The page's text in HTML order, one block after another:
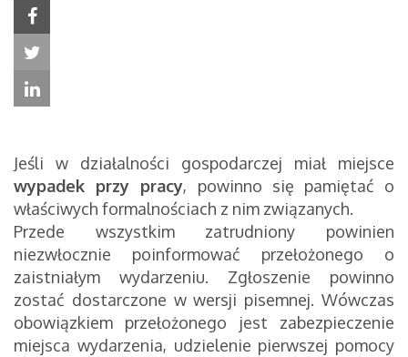
Jeśli w działalności gospodarczej miał miejsce
wypadek przy pracy, powinno się pamiętać o
właściwych formalnościach z nim związanych.
Przede wszystkim zatrudniony powinien
niezwłocznie poinformować przełożonego o
zaistniałym wydarzeniu. Zgłoszenie powinno
zostać dostarczone w wersji pisemnej. Wówczas
obowiązkiem przełożonego jest zabezpieczenie
miejsca wydarzenia, udzielenie pierwszej pomocy